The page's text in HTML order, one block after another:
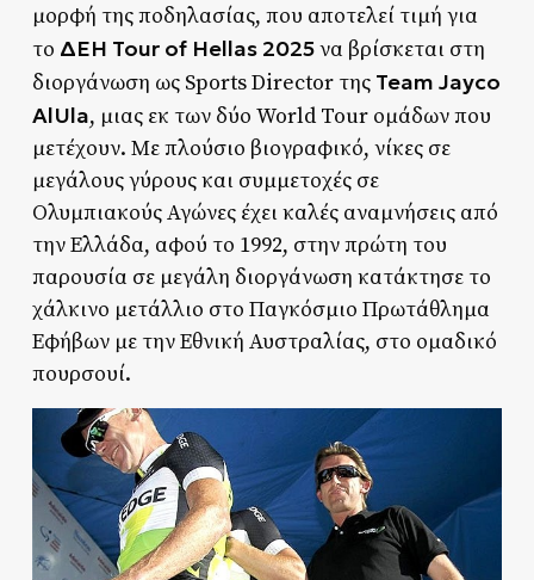
μορφή της ποδηλασίας, που αποτελεί τιμή για
το ΔΕΗ Tour of Hellas 2025να βρίσκεται στη
διοργάνωση ως Sports Director της Team Jayco
AlUla, μιας εκ των δύο World Tour ομάδων που
μετέχουν. Με πλούσιο βιογραφικό, νίκες σε
μεγάλους γύρους και συμμετοχές σε
Ολυμπιακούς Αγώνες έχει καλές αναμνήσεις από
την Ελλάδα, αφού το 1992, στην πρώτη του
παρουσία σε μεγάλη διοργάνωση κατάκτησε το
χάλκινο μετάλλιο στο Παγκόσμιο Πρωτάθλημα
Εφήβων με την Εθνική Αυστραλίας, στο ομαδικό
πουρσουί.